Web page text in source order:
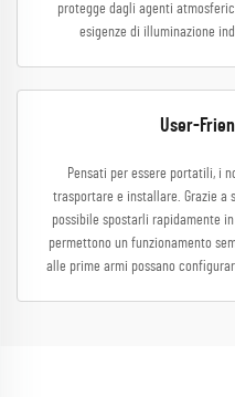
protegge dagli agenti
esigenze di illuminazione
User-
Pensati per essere portatili, i
trasportare e installare. Grazie a
possibile spostarli rapidamente
permettono un funzionamento
alle prime armi possano